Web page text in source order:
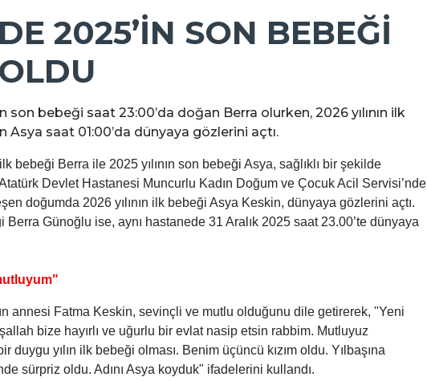
2025’İN SON BEBEĞİ
son bebeği saat 23:00’da doğan Berra olurken, 2026 yılının ilk
saat 01:00’da dünyaya gözlerini açtı.
ilk bebeği Berra ile 2025 yılının son bebeği Asya, sağlıklı bir şekilde
Devlet Hastanesi Muncurlu Kadın Doğum ve Çocuk Acil Servisi’nde
doğumda 2026 yılının ilk bebeği Asya Keskin, dünyaya gözlerini açtı.
Berra Günoğlu ise, aynı hastanede 31 Aralık 2025 saat 23.00’te dünyaya
annesi Fatma Keskin, sevinçli ve mutlu olduğunu dile getirerek, "Yeni
bize hayırlı ve uğurlu bir evlat nasip etsin rabbim. Mutluyuz
duygu yılın ilk bebeği olması. Benim üçüncü kızım oldu. Yılbaşına
sürpriz oldu. Adını Asya koyduk" ifadelerini kullandı.